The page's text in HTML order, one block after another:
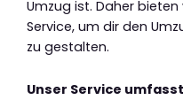
Umzug ist. Daher
Service, um dir den
zu gestalten.
Unser Service